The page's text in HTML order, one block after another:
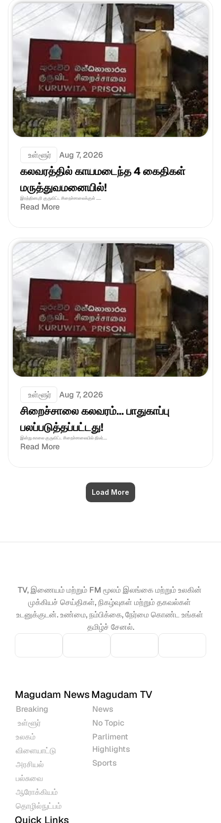
உள்ளூர் Aug 7, 2026
கலவரத்தில் காயமடைந்த 4 கைதிகள்
மருத்துவமனையில்!
இரத்தினபுரி குருவிட்ட சிறைச்சாலைக்குள் .....
Read More
உள்ளூர் Aug 7, 2026
சிறைச்சாலை கலவரம்... பாதுகாப்பு
பலப்படுத்தப்பட்டது!
இன்று காலை குருவிட்ட சிறைச்சாலையில் திடீர்....
Read More
Load More
TV, இணையம் மற்றும் FM மூலம் இலங்கை மற்றும் உலகின்
முக்கியச் செய்திகள், நிகழ்வுகள் மற்றும் தகவல்கள்
உடனுக்குடன். உண்மை, நம்பிக்கை, நேர்மை கொண்ட உங்கள்
தமிழ்ச் சேனல்.
Magudam News
Breaking
உள்ளூர்
உலகம்
விளையாட்டு
அரசியல்
பல்சுவை
ஆரோக்கியம்
தொழில்நுட்பம்
Magudam TV
News
No Topic
Parliment
Highlights
Sports
Quick Links